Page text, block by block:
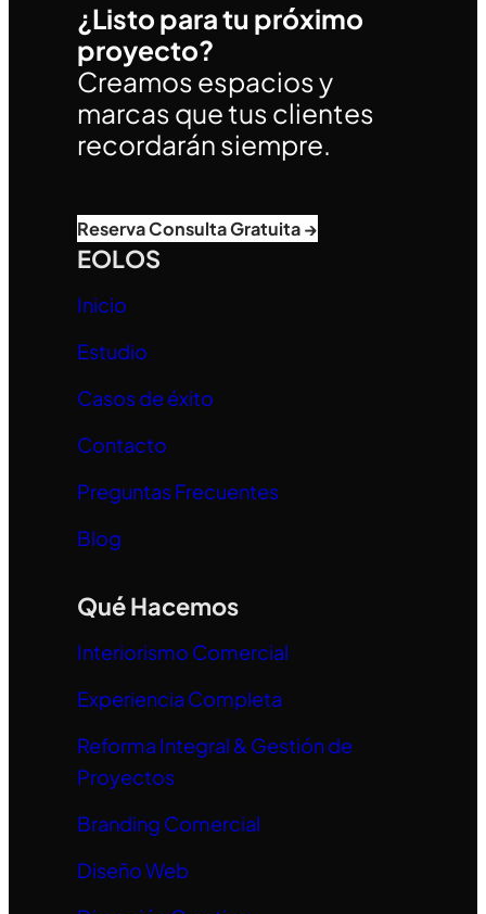
¿Listo para tu próximo
proyecto?
Creamos espacios y
marcas que tus clientes
recordarán siempre.
Reserva Consulta Gratuita →
EOLOS
Inicio
Estudio
Casos de éxito
Contacto
Preguntas Frecuentes
Blog
Qué Hacemos
Interiorismo Comercial
Experiencia Completa
Reforma Integral & Gestión de
Proyectos
Branding Comercial
Diseño Web